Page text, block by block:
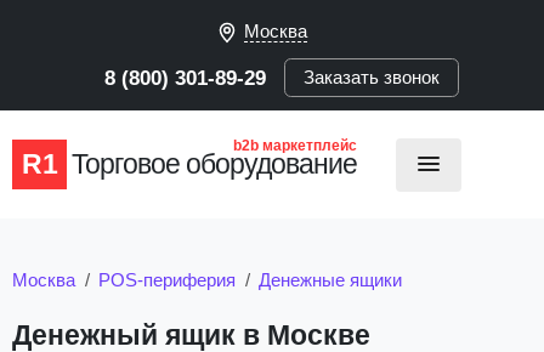
Москва
8 (800) 301-89-29 Заказать звонок
R1 Торговое оборудование
b2b маркетплейс
Москва POS-периферия Денежные ящики
Денежный ящик в Москве